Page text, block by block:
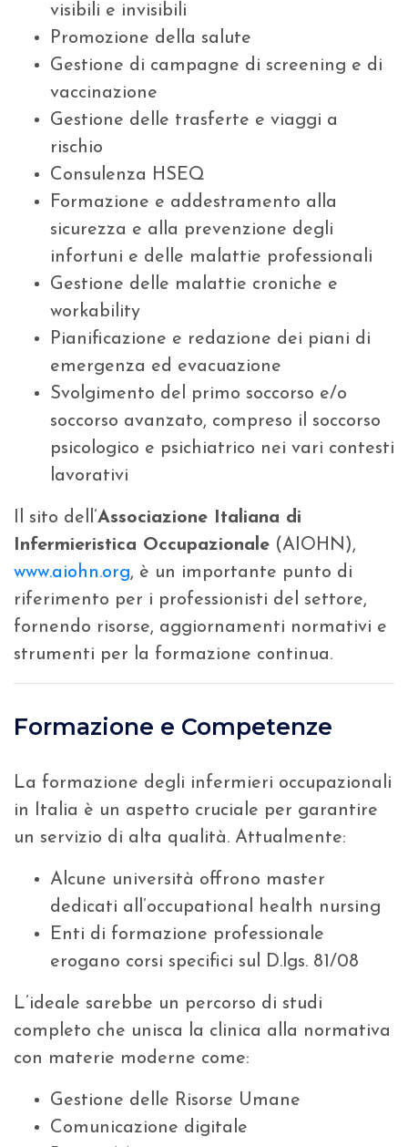
visibili e invisibili
Promozione della salute
Gestione di campagne di screening e di
vaccinazione
Gestione delle trasferte e viaggi a
rischio
Consulenza HSEQ
Formazione e addestramento alla
sicurezza e alla prevenzione degli
infortuni e delle malattie professionali
Gestione delle malattie croniche e
workability
Pianificazione e redazione dei piani di
emergenza ed evacuazione
Svolgimento del primo soccorso e/o
soccorso avanzato, compreso il soccorso
psicologico e psichiatrico nei vari contesti
lavorativi
Il sito dell’Associazione Italiana di
Infermieristica Occupazionale (AIOHN),
www.aiohn.org, è un importante punto di
riferimento per i professionisti del settore,
fornendo risorse, aggiornamenti normativi e
strumenti per la formazione continua.
Formazione e Competenze
La formazione degli infermieri occupazionali
in Italia è un aspetto cruciale per garantire
un servizio di alta qualità. Attualmente:
Alcune università offrono master
dedicati all’occupational health nursing
Enti di formazione professionale
erogano corsi specifici sul D.lgs. 81/08
L’ideale sarebbe un percorso di studi
completo che unisca la clinica alla normativa
con materie moderne come:
Gestione delle Risorse Umane
Comunicazione digitale